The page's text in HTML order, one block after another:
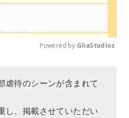
t
Powered by GliaStudios
虐待のシーンが含まれて
し、掲載させていただい